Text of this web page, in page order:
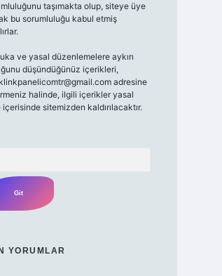
taşımakta olup, siteye üye
bu sorumluluğu kabul etmiş
ve yasal düzenlemelere aykırı
düşündüğünüz içerikleri,
adresine
halinde, ilgili içerikler yasal
içerisinde sitemizden kaldırılacaktır.
YORUMLAR